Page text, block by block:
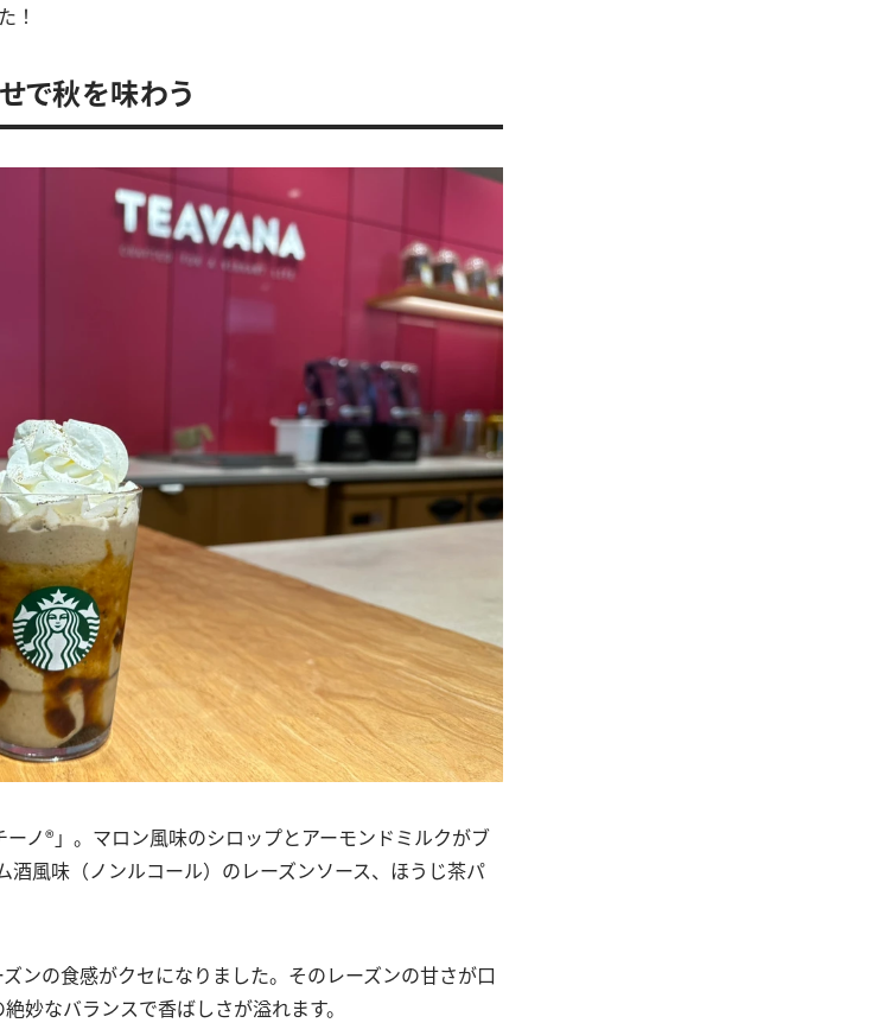
！
で秋を味わう
ノ®」。マロン風味のシロップとアーモンドミルクがブ
酒風味（ノンルコール）のレーズンソース、ほうじ茶パ
ンの食感がクセになりました。そのレーズンの甘さが口
妙なバランスで香ばしさが溢れます。